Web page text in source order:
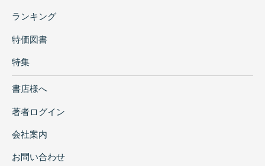
ランキング
特価図書
特集
書店様へ
著者ログイン
会社案内
お問い合わせ